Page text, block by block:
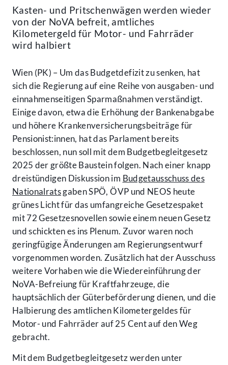
Kasten- und Pritschenwägen werden wieder
von der NoVA befreit, amtliches
Kilometergeld für Motor- und Fahrräder
wird halbiert
Wien (PK) – Um das Budgetdefizit zu senken, hat
sich die Regierung auf eine Reihe von ausgaben- und
einnahmenseitigen Sparmaßnahmen verständigt.
Einige davon, etwa die Erhöhung der Bankenabgabe
und höhere Krankenversicherungsbeiträge für
Pensionist:innen, hat das Parlament bereits
beschlossen, nun soll mit dem Budgetbegleitgesetz
2025 der größte Baustein folgen. Nach einer knapp
dreistündigen Diskussion im Budgetausschuss des
Nationalratsgaben SPÖ, ÖVP und NEOS heute
grünes Licht für das umfangreiche Gesetzespaket
mit 72 Gesetzesnovellen sowie einem neuen Gesetz
und schickten es ins Plenum. Zuvor waren noch
geringfügige Änderungen am Regierungsentwurf
vorgenommen worden. Zusätzlich hat der Ausschuss
weitere Vorhaben wie die Wiedereinführung der
NoVA-Befreiung für Kraftfahrzeuge, die
hauptsächlich der Güterbeförderung dienen, und die
Halbierung des amtlichen Kilometergeldes für
Motor- und Fahrräder auf 25 Cent auf den Weg
gebracht.
Mit dem Budgetbegleitgesetz werden unter